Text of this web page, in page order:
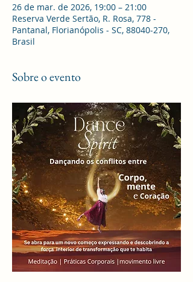
26 de mar. de 2026, 19:00 – 21:00
Reserva Verde Sertão, R. Rosa, 778 -
Pantanal, Florianópolis - SC, 88040-270,
Brasil
Sobre o evento